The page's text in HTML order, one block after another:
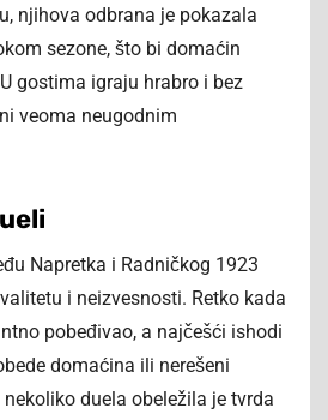
njihova odbrana je pokazala
sezone, što bi domaćin
gostima igraju hrabro i bez
veoma neugodnim
Napretka i Radničkog 1923
i neizvesnosti. Retko kada
pobeđivao, a najčešći ishodi
domaćina ili nerešeni
duela obeležila je tvrda